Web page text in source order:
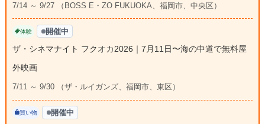
7/14 ～ 9/27 （BOSS E・ZO FUKUOKA、福岡市、中央区）
体験 開催中
ザ・シネマナイト フクオカ2026｜7月11日〜海の中道で無料屋
外映画
7/11 ～ 9/30 （ザ・ルイガンズ、福岡市、東区）
買い物 開催中